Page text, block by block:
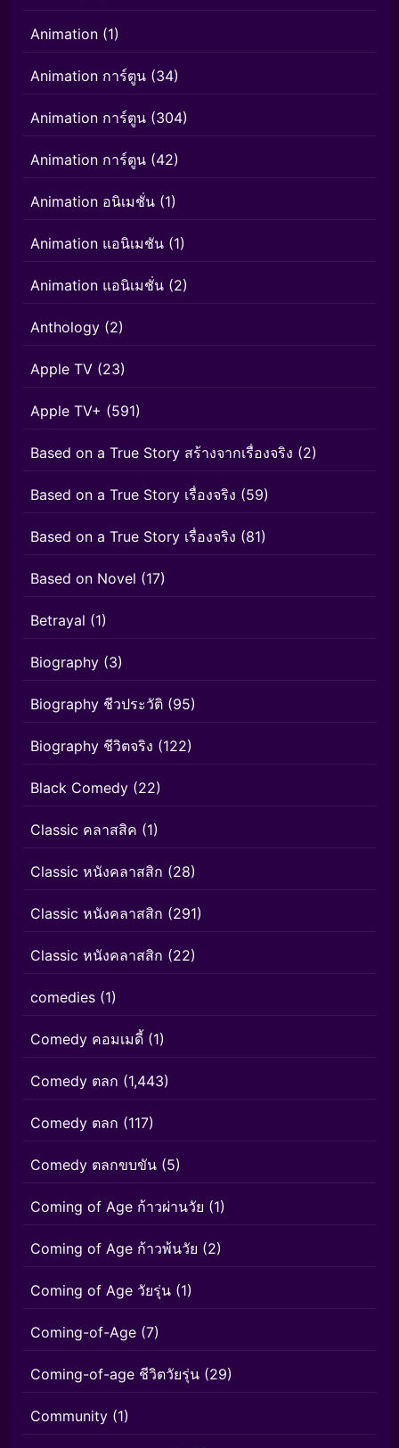
Animation (1)
Animation การ์ตูน (34)
Animation การ์ตูน (304)
Animation การ์ตูน (42)
Animation อนิเมชั่น (1)
Animation แอนิเมชัน (1)
Animation แอนิเมชั่น (2)
Anthology (2)
Apple TV (23)
Apple TV+ (591)
Based on a True Story สร้างจากเรื่องจริง (2)
Based on a True Story เรื่องจริง (59)
Based on a True Story เรื่องจริง (81)
Based on Novel (17)
Betrayal (1)
Biography (3)
Biography ชีวประวัติ (95)
Biography ชีวิตจริง (122)
Black Comedy (22)
Classic คลาสสิค (1)
Classic หนังคลาสสิก (28)
Classic หนังคลาสสิก (291)
Classic หนังคลาสสิก (22)
comedies (1)
Comedy คอมเมดี้ (1)
Comedy ตลก (1,443)
Comedy ตลก (117)
Comedy ตลกขบขัน (5)
Coming of Age ก้าวผ่านวัย (1)
Coming of Age ก้าวพ้นวัย (2)
Coming of Age วัยรุ่น (1)
Coming-of-Age (7)
Coming-of-age ชีวิตวัยรุ่น (29)
Community (1)